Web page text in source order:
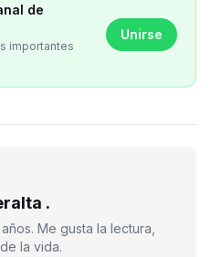
de
importantes
Unirse
.
Me gusta la lectura,
la vida.